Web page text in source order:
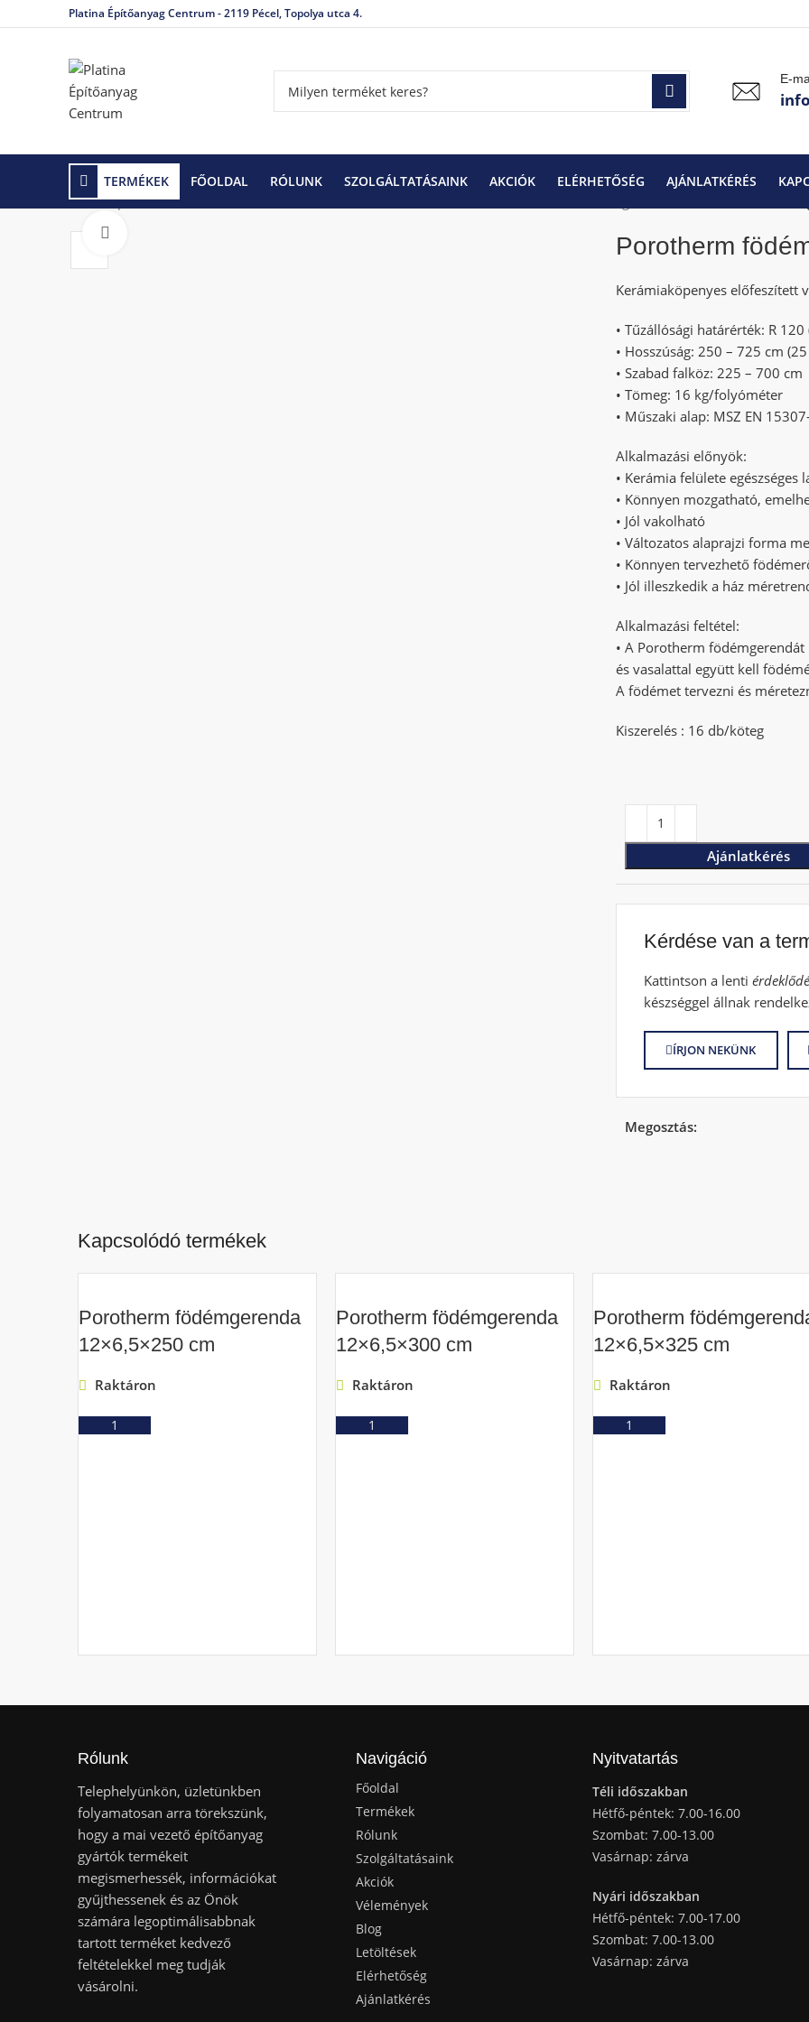
Platina Építőanyag Centrum - 2119 Pécel, Topolya utca 4.
E-
TERMÉKEK FŐOLDAL RÓLUNK SZOLGÁLTATÁSAINK AKCIÓK ELÉRHETŐSÉG AJÁNLATKÉRÉS
Kezdőlap Födémek, áthidalók
Porotherm
Kerámiaköpenyes előfeszített
• Tűzállósági határérték: R
• Hosszúság: 250 – 725 cm
• Szabad falköz: 225 – 700 cm
• Tömeg: 16 kg/folyóméter
• Műszaki alap: MSZ EN
Alkalmazási előnyök:
• Kerámia felülete
• Könnyen mozgatható,
• Jól vakolható
• Változatos alaprajzi forma
• Könnyen tervezhető
• Jól illeszkedik a ház
Alkalmazási feltétel:
• A Porotherm
és vasalattal együtt kell
A födémet tervezni és
Kiszerelés : 16 db/köteg
Ajánlatkérés
Kérdése van a
Kattintson a lenti
készséggel állnak
ÍRJON NEKÜNK
Megosztás:
Kapcsolódó termékek
Porotherm födémgerenda
12×6,5×250 cm
Raktáron
Porotherm födémgerenda
12×6,5×300 cm
Raktáron
Porotherm
12×6,5×325 cm
Raktáron
Rólunk
Telephelyünkön, üzletünkben
folyamatosan arra törekszünk,
hogy a mai vezető építőanyag
gyártók termékeit
megismerhessék, információkat
gyűjthessenek és az Önök
számára legoptimálisabbnak
tartott terméket kedvező
feltételekkel meg tudják
vásárolni.
Navigáció
Főoldal
Termékek
Rólunk
Szolgáltatásaink
Akciók
Vélemények
Blog
Letöltések
Elérhetőség
Ajánlatkérés
Nyitvatartás
Téli időszakban
Hétfő-péntek: 7.00-16.00
Szombat: 7.00-13.00
Vasárnap: zárva
Nyári időszakban
Hétfő-péntek: 7.00-17.00
Szombat: 7.00-13.00
Vasárnap: zárva